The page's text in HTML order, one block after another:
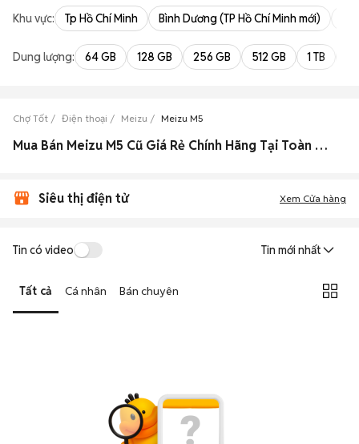
Khu vực: Tp Hồ Chí Minh Bình Dương (TP Hồ Chí Minh mới)
Dung lượng: 64 GB 128 GB 256 GB 512 GB 1 TB
Chợ Tốt Điện thoại Meizu Meizu M5
Mua Bán Meizu M5 Cũ Giá Rẻ Chính Hãng Tại Toàn quốc
Siêu thị điện tử Xem Cửa hàng
Tin có video Tin mới nhất
Tất cả Cá nhân Bán chuyên